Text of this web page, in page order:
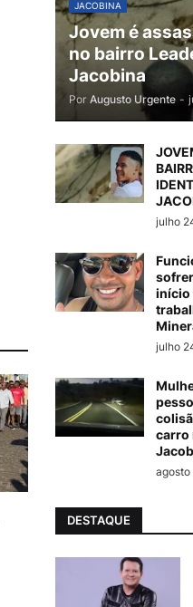
JACOBINA
Jovem é
no bairro
Jacobina
Por Augusto Urgente -
julho
início
julho
carro
DESTAQUE